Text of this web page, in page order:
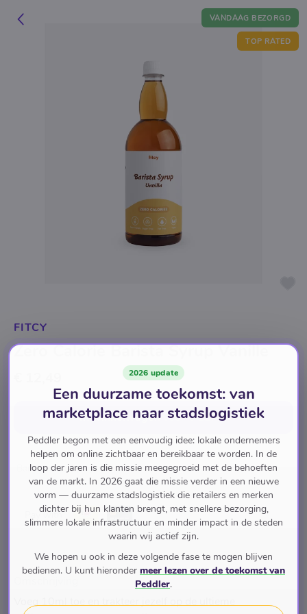
VANDAAG BEZORGD
TOP RATED
FITCY
Zero Calorie Barista Syrup Vanille
In winkelwagen voor € 12,49
Barista Line Syrup
Pay with
Voeg 10ml toe en trakteer jezelf op de ultieme
2026 update
Een duurzame toekomst: van
marketplace naar stadslogistiek
Peddler begon met een eenvoudig idee: lokale ondernemers
helpen om online zichtbaar en bereikbaar te worden. In de
loop der jaren is die missie meegegroeid met de behoeften
van de markt. In 2026 gaat die missie verder in een nieuwe
vorm — duurzame stadslogistiek die retailers en merken
dichter bij hun klanten brengt, met snellere bezorging,
slimmere lokale infrastructuur en minder impact in de steden
waarin wij actief zijn.
We hopen u ook in deze volgende fase te mogen blijven
bedienen. U kunt hieronder meer lezen over de toekomst van
Peddler.